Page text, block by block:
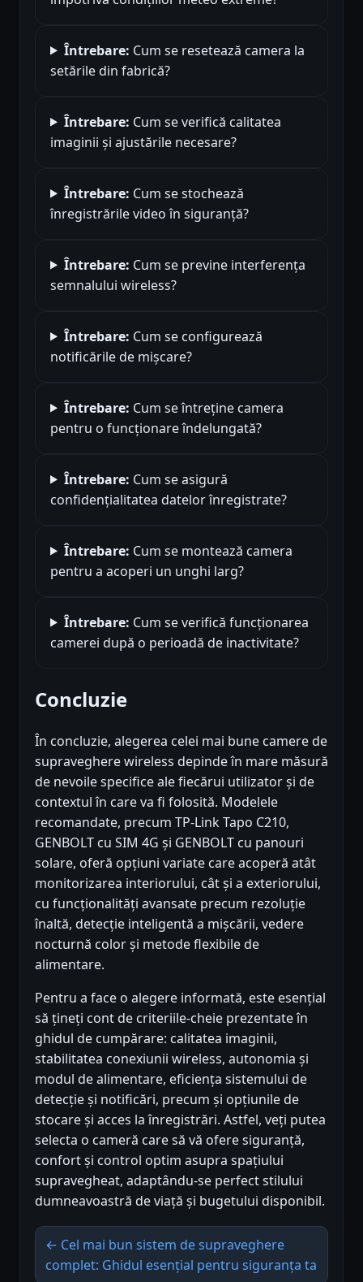
Întrebare: Cum se resetează camera la
setările din fabrică?
Întrebare: Cum se verifică calitatea
imaginii și ajustările necesare?
Întrebare: Cum se stochează
înregistrările video în siguranță?
Întrebare: Cum se previne interferența
semnalului wireless?
Întrebare: Cum se configurează
notificările de mișcare?
Întrebare: Cum se întreține camera
pentru o funcționare îndelungată?
Întrebare: Cum se asigură
confidențialitatea datelor înregistrate?
Întrebare: Cum se montează camera
pentru a acoperi un unghi larg?
Întrebare: Cum se verifică funcționarea
camerei după o perioadă de inactivitate?
Concluzie
În concluzie, alegerea celei mai bune camere de
supraveghere wireless depinde în mare măsură
de nevoile specifice ale fiecărui utilizator și de
contextul în care va fi folosită. Modelele
recomandate, precum TP-Link Tapo C210,
GENBOLT cu SIM 4G și GENBOLT cu panouri
solare, oferă opțiuni variate care acoperă atât
monitorizarea interiorului, cât și a exteriorului,
cu funcționalități avansate precum rezoluție
înaltă, detecție inteligentă a mișcării, vedere
nocturnă color și metode flexibile de
alimentare.
Pentru a face o alegere informată, este esențial
să țineți cont de criteriile-cheie prezentate în
ghidul de cumpărare: calitatea imaginii,
stabilitatea conexiunii wireless, autonomia și
modul de alimentare, eficiența sistemului de
detecție și notificări, precum și opțiunile de
stocare și acces la înregistrări. Astfel, veți putea
selecta o cameră care să vă ofere siguranță,
confort și control optim asupra spațiului
supravegheat, adaptându-se perfect stilului
dumneavoastră de viață și bugetului disponibil.
← Cel mai bun sistem de supraveghere
complet: Ghidul esențial pentru siguranța ta